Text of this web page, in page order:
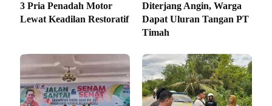
3 Pria Penadah Motor
Lewat Keadilan Restoratif
Diterjang Angin, Warga
Dapat Uluran Tangan PT
Timah